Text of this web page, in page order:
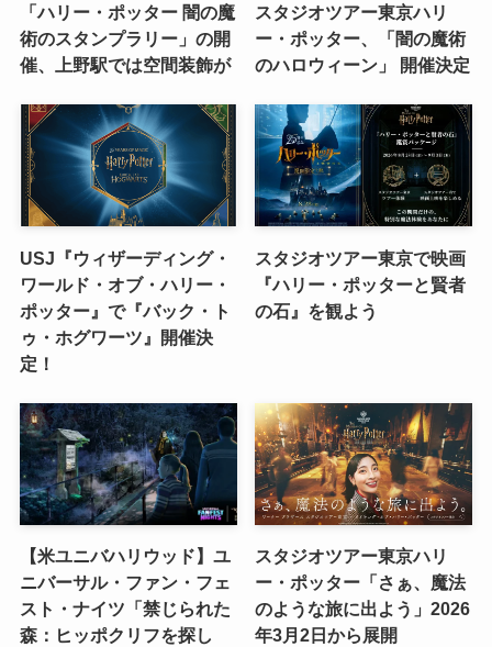
「ハリー・ポッター 闇の魔
術のスタンプラリー」の開
催、上野駅では空間装飾が
スタジオツアー東京ハリ
ー・ポッター、「闇の魔術
のハロウィーン」 開催決定
USJ『ウィザーディング・
ワールド・オブ・ハリー・
ポッター』で『バック・ト
ゥ・ホグワーツ』開催決
定！
スタジオツアー東京で映画
『ハリー・ポッターと賢者
の石』を観よう
【米ユニバハリウッド】ユ
ニバーサル・ファン・フェ
スト・ナイツ「禁じられた
森：ヒッポクリフを探し
スタジオツアー東京ハリ
ー・ポッター「さぁ、魔法
のような旅に出よう」2026
年3月2日から展開